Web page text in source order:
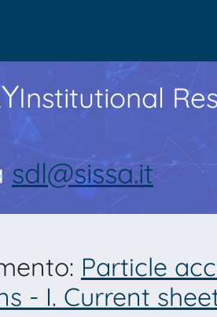
Institutional
sdl@sissa.it
Particle
- I. Current